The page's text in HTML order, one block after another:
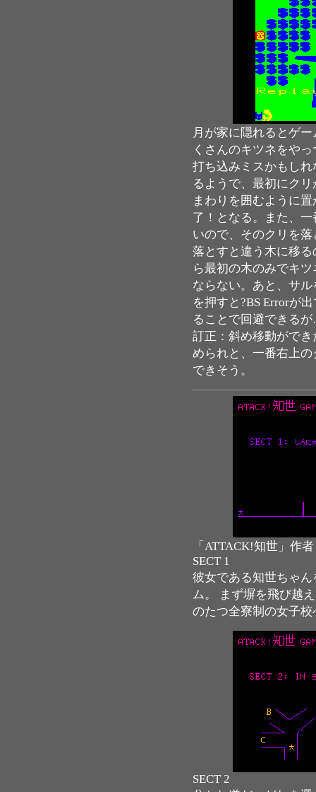
月が家に隠れるとゲ
くさんのキツネをや
打ち込みミスかもし
るようで、最初にク
まわりを囲むように
了！となる。また、
いので、そのクリを
落とすと違う木に移
ら最初の木のみでキ
ならない。あと、サ
を押すと?BS Errorが
ることで回避できる
訂正：斜め移動がで
められと、一番右上
できそう。
「ATTACK!知世」作
SECT 1
彼女である知世ちゃ
ム。 まず塀を飛び越
のたつ全寮制の女子
SECT 2